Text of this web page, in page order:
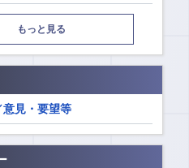
もっと見る
見・要望等